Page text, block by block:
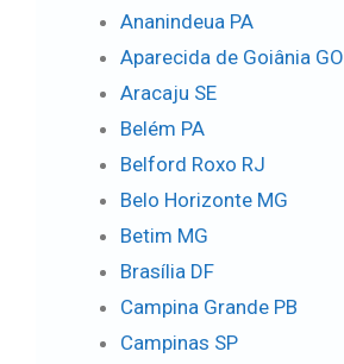
Ananindeua PA
Aparecida de Goiânia GO
Aracaju SE
Belém PA
Belford Roxo RJ
Belo Horizonte MG
Betim MG
Brasília DF
Campina Grande PB
Campinas SP